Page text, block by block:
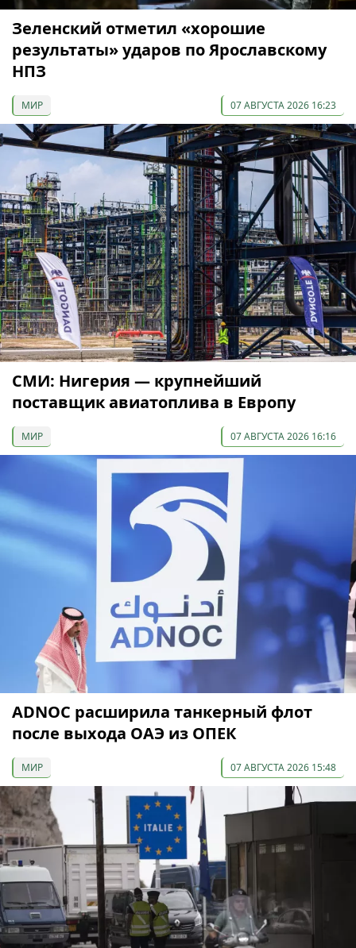
Зеленский отметил «хорошие
результаты» ударов по Ярославскому
НПЗ
МИР 07 АВГУСТА 2026 16:23
СМИ: Нигерия — крупнейший
поставщик авиатоплива в Европу
МИР 07 АВГУСТА 2026 16:16
ADNOC расширила танкерный флот
после выхода ОАЭ из ОПЕК
МИР 07 АВГУСТА 2026 15:48